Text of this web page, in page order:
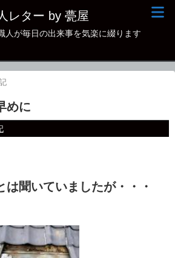
レター by 甍屋
人が毎日の出来事を気楽に綴ります
めに
は聞いていましたが・・・